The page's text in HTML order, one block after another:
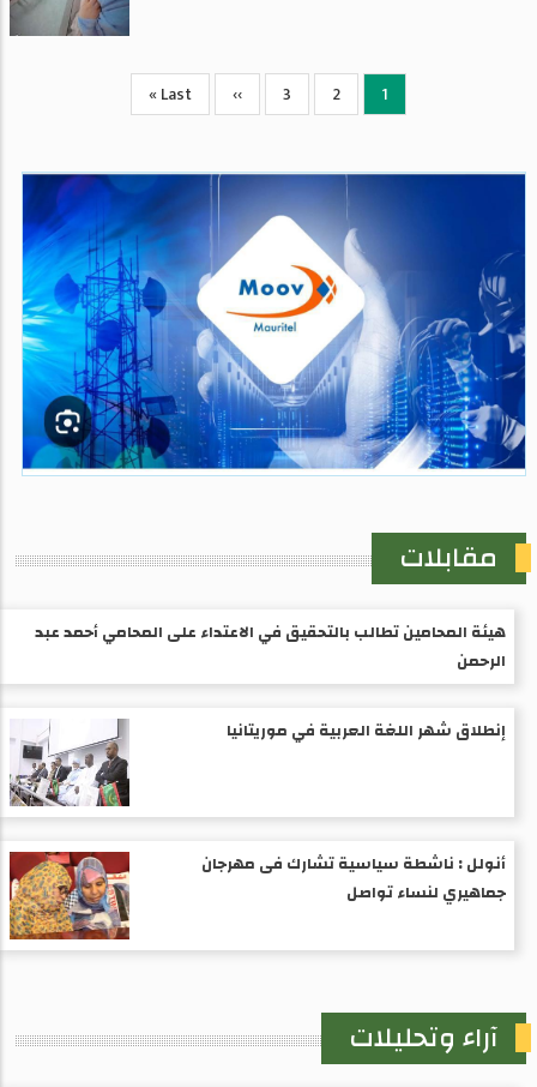
Current
page
1 الصفحة
2 الصفحة
3
الصفحة
التالية
››
Last
page
Last »
مقابلات
هيئة المحامين تطالب بالتحقيق في الاعتداء على المحامي أحمد عبد
الرحمن
إنطلاق شهر اللغة العربية في موريتانيا
أنولل : ناشطة سياسية تشارك فى مهرجان
جماهيري لنساء تواصل
آراء وتحليلات